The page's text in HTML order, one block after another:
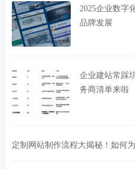
2025企业数字
品牌发展
企业建站常踩
务商清单来啦
定制网站制作流程大揭秘！如何